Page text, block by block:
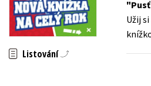
Auto - moto
Beletrie pro děti
Beletrie pro dospělé
Listování
Užij